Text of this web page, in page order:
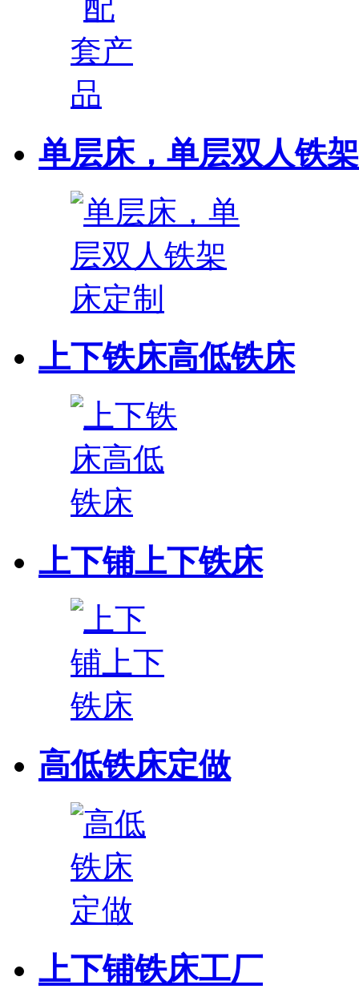
单层床，单层双人铁
上下铁床高低铁床
上下铺上下铁床
高低铁床定做
上下铺铁床工厂